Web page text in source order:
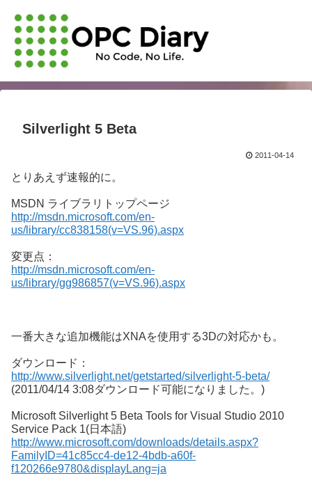
Silverlight 5 Beta
2011-04-14
とりあえず速報的に。
MSDN ライブラリトップページ
http://msdn.microsoft.com/en-
us/library/cc838158(v=VS.96).aspx
変更点：
http://msdn.microsoft.com/en-
us/library/gg986857(v=VS.96).aspx
一番大きな追加機能はXNAを使用する3Dの対応かも。
ダウンロード：
http://www.silverlight.net/getstarted/silverlight-5-beta/
(2011/04/14 3:08ダウンロード可能になりました。)
Microsoft Silverlight 5 Beta Tools for Visual Studio 2010
Service Pack 1(日本語)
http://www.microsoft.com/downloads/details.aspx?
FamilyID=41c85cc4-de12-4bdb-a60f-
f120266e9780&displayLang=ja